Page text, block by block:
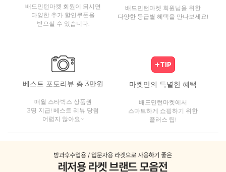
배드민턴마켓 회원이 되시면
다양한 추가 할인쿠폰을
받으실 수 있습니다.
배드민턴마켓 회원님을 위한
다양한 등급별 혜택을 만나보세요!
베스트 포토리뷰 총 3만원
매월 스타벅스 상품권
3명 지급! 베스트 리뷰 당첨
어렵지 않아요~
마켓만의 특별한 혜택
배드민턴마켓에서
스마트하게 쇼핑하기 위한
플러스 팁!